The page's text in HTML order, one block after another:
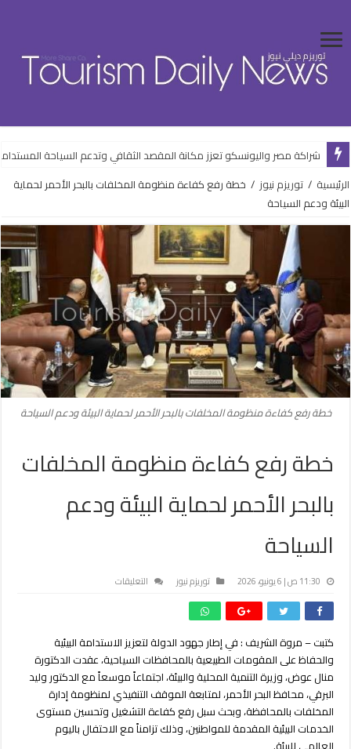
شراكة مصر واليونسكو تعزز مكانة المقصد الثقافي وتدعم السياحة
الرئيسية / توريزم نيوز / خطة رفع كفاءة منظومة المخلفات بالبحر الأحمر لحماية
البيئة ودعم السياحة
خطة رفع كفاءة منظومة المخلفات بالبحر الأحمر لحماية البيئة ودعم السياحة
خطة رفع كفاءة منظومة المخلفات
بالبحر الأحمر لحماية البيئة ودعم
السياحة
11:30 ص | 6 يونيو، 2026 توريزم نيوز التعليقات
منظومة
المخلفات
بالبحر
الأحمر
لحماية
البيئة
ودعم
كتبت – مروة الشريف : في إطار جهود الدولة لتعزيز الاستدامة البيئية
والحفاظ على المقومات الطبيعية بالمحافظات السياحية، عقدت الدكتورة
منال عوض، وزيرة التنمية المحلية والبيئة، اجتماعاً موسعاً مع الدكتور وليد
البرقي، محافظ البحر الأحمر، لمتابعة الموقف التنفيذي لمنظومة إدارة
المخلفات بالمحافظة، وبحث سبل رفع كفاءة التشغيل وتحسين مستوى
الخدمات البيئية المقدمة للمواطنين، وذلك تزامناً مع الاحتفال باليوم